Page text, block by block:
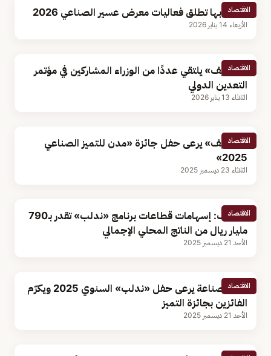
الاقتصاد
غرفة أبها تطلق فعاليات معرض عسير الصناعي 2026
الأربعاء 14 يناير 2026
الاقتصاد
«الخريف» يلتقي عددًا من الوزراء المشاركين في مؤتمر
التعدين الدولي
الثلاثاء 13 يناير 2026
الاقتصاد
«الخريف» يرعى حفل جائزة «مدن للتميز الصناعي
2025»
الثلاثاء 23 ديسمبر 2025
الاقتصاد
الخريف: إسهامات قطاعات برنامج «ندلب» تقدر بـ790
مليار ريال من الناتج المحلي الإجمالي
الأحد 21 ديسمبر 2025
الاقتصاد
وزير الصناعة يرعى حفل «ندلب» السنوي 2025 ويكرّم
الفائزين بجائزة التميز
الأحد 21 ديسمبر 2025